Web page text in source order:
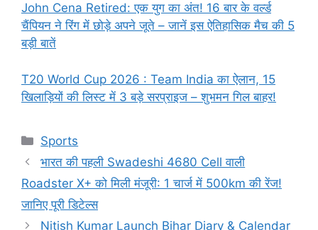
John Cena Retired: एक युग का अंत! 16 बार के वर्ल्ड
चैंपियन ने रिंग में छोड़े अपने जूते – जानें इस ऐतिहासिक मैच की 5
बड़ी बातें
T20 World Cup 2026 : Team India का ऐलान, 15
खिलाड़ियों की लिस्ट में 3 बड़े सरप्राइज – शुभमन गिल बाहर!
Categories
Sports
भारत की पहली Swadeshi 4680 Cell वाली
Roadster X+ को मिली मंजूरी: 1 चार्ज में 500km की रेंज!
जानिए पूरी डिटेल्स
Nitish Kumar Launch Bihar Diary & Calendar